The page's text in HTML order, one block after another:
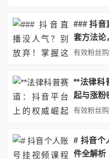
### 抖音
套方法论
**法律科
起与涨粉
# 抖音个
件全解析